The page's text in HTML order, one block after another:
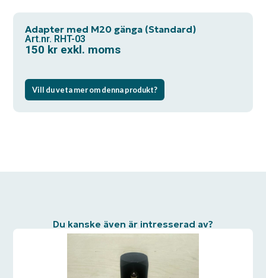
Adapter med M20 gänga (Standard)
Art.nr. RHT-03
150 kr exkl. moms
Vill du veta mer om denna produkt?
Du kanske även är intresserad av?